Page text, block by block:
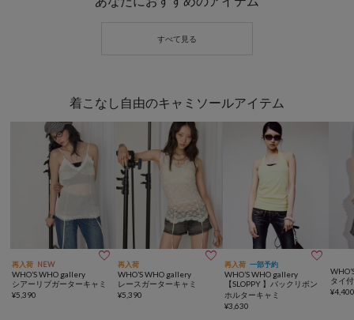
着こなし自由のキャミソールアイテム
再入荷 NEW 
WHO’S WHO gallery
シアーリブガーターキャミ
¥5,390
再入荷 
WHO’S WHO gallery
レースガーターキャミ
¥5,390
再入荷 一部予約 
WHO’S WHO gallery
【SLOPPY 】バックリボン
ホルターキャミ
¥3,630
タイ
¥